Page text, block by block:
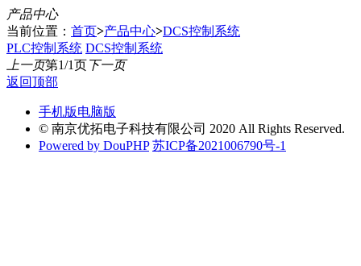
产品中心
当前位置： 首页>产品中心>DCS控制系统
PLC控制系统 DCS控制系统
上一页第1/1页下一页
返回顶部
手机版电脑版
© 南京优拓电子科技有限公司 2020 All Rights Reserved.
Powered by DouPHP 苏ICP备2021006790号-1